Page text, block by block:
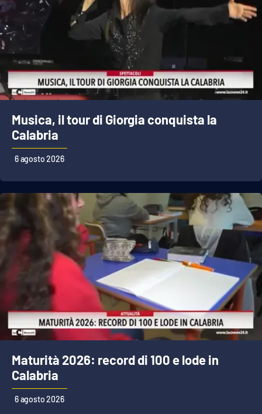
Eventi
Food
Storie
LAC
NETWORK
Lacplay.it
Lactv.it
Laconair.it
Lacitymag.it
Lacapitalenews.it
Ilreggino.it
Cosenzachannel.it
Ilvibonese.it
Catanzarochannel.it
Musica, il tour di Giorgia conquista la
Calabria
6 agosto 2026
Maturità 2026: record di 100 e lode in
Calabria
6 agosto 2026